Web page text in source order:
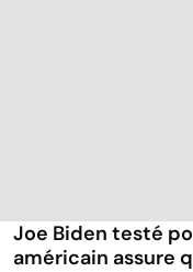
Joe Biden testé
américain assure